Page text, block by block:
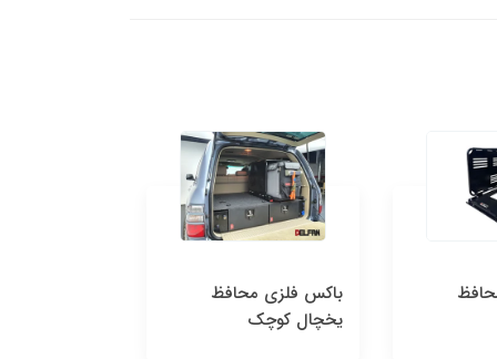
فلزی محافظ
کشو پاژن وانت تک فلت